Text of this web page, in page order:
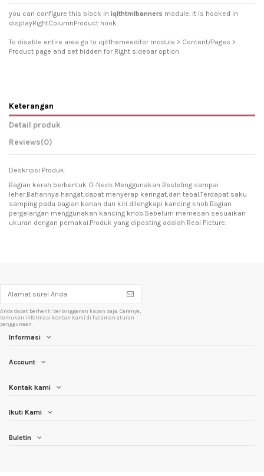
you can configure this block in iqithtmlbanners module. It is hooked in
displayRightColumnProduct hook.
To disable entire area go to iqitthemeeditor module > Content/Pages >
Product page and set hidden for Right sidebar option
Keterangan
Detail produk
Reviews(0)
Deskripsi Produk:
Bagian kerah berbentuk O-Neck.Menggunakan Resleting sampai
leher.Bahannya hangat,dapat menyerap keringat,dan tebal.Terdapat saku
samping pada bagian kanan dan kiri dilengkapi kancing knob.Bagian
pergelangan menggunakan kancing knob.Sebelum memesan sesuaikan
ukuran dengan pemakai.Produk yang diposting adalah Real Picture.
Anda dapat berhenti berlangganan kapan saja. Caranya,
temukan informasi kontak kami di halaman aturan
penggunaan.
Informasi
Account
Kontak kami
Ikuti Kami
Buletin